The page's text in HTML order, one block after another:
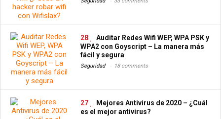
28
Auditar Redes Wifi WEP, WPA PSK y
WPA2 con Goyscript – La manera más
fácil y segura
Seguridad 18 comments
27
Mejores Antivirus de 2020 – ¿Cuál
es el mejor antivirus?